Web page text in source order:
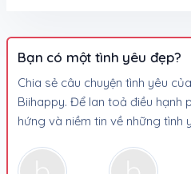
Bạn có một tình yêu đẹp?
Chia sẻ câu chuyện tình yêu
Biihappy. Để lan toả điều hạnh
hứng và niềm tin về những tình